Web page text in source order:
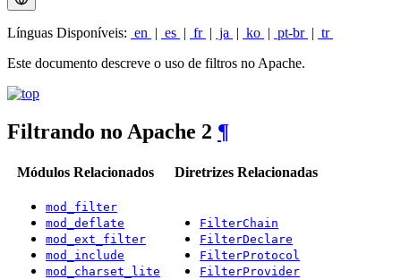
Línguas Disponíveis: en | es | fr | ja | ko | pt-br | tr
Este documento descreve o uso de filtros no Apache.
Filtrando no Apache 2 ¶
Módulos Relacionados Diretrizes Relacionadas
mod_filter
mod_deflate
mod_ext_filter
mod_include
mod_charset_lite
FilterChain
FilterDeclare
FilterProtocol
FilterProvider